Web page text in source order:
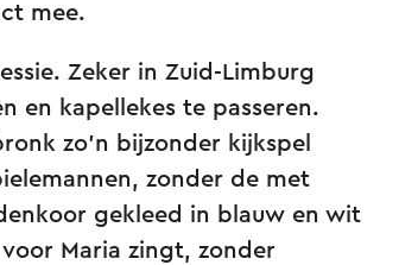
mee.
Zeker in Zuid-Limburg
en kapellekes te passeren.
zo’n bijzonder kijkspel
zonder de met
gekleed in blauw en wit
Maria zingt, zonder